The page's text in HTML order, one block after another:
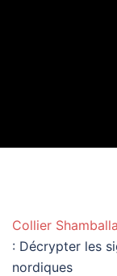
Collier Shamballa
: Décrypter les
nordiques